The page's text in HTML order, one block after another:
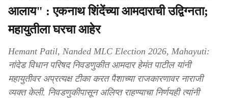
आलाय" : एकनाथ शिंदेंच्या आमदाराची उद्विग्नता;
महायुतीला घरचा आहेर
Hemant Patil, Nanded MLC Election 2026, Mahayuti:
नांदेड विधान परिषद निवडणुकीत आमदार हेमंत पाटील यांनी
महायुतीवर अप्रत्यक्ष टीका करत पैशाच्या राजकारणावर नाराजी
व्यक्त केली. निवडणुकीपासून अलिप्त राहण्याचा निर्णयही त्यांनी